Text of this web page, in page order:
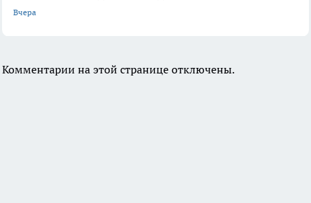
Вчера
Комментарии на этой странице отключены.